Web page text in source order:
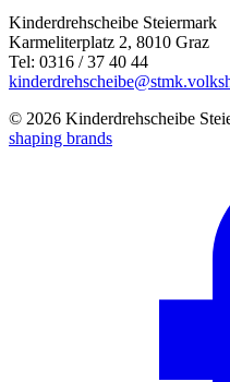
Kinderdrehscheibe Steiermark
Karmeliterplatz 2, 8010 Graz
Tel: 0316 / 37 40 44
© 2026 Kinderdrehscheibe
shaping brands